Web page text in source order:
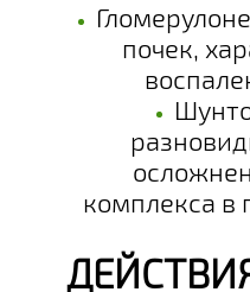
почек,
комплекса в